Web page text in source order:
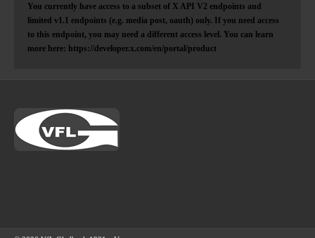
You currently have access to a subset of X API V2 endpoints and
limited v1.1 endpoints (e.g. media post, oauth) only. If you need access
to this endpoint, you may need a different access level. You can learn
more here: https://developer.x.com/en/portal/product